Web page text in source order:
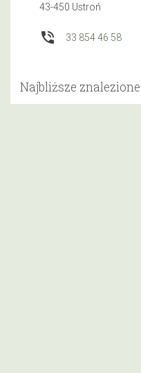
43-450 Ustroń
phone_in_talk 33 854 46 58
Najbliższe